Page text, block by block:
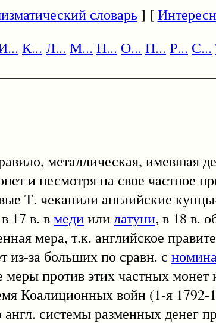
словарь] [
К... Л... М... Н... О... П... Р... С...
металлическая, имевшая
и несмотря на свое частное
Т. чеканили английские
17 в. вмедиилилатуни, в 18 в.
мера, т.к. английское
из-за больших по сравн. с
против этих частных
Коалиционных войн (1-я 1792-
англ. системы разменных денег